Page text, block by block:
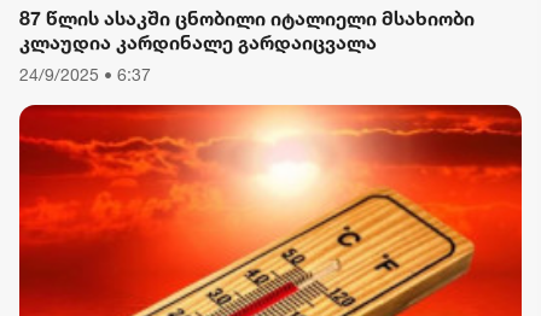
87 წლის ასაკში ცნობილი იტალიელი მსახიობი
კლაუდია კარდინალე გარდაიცვალა
24/9/2025 • 6:37